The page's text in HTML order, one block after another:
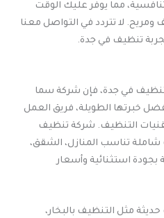
مما يوفر عليك الوقت
لا تتردد في التواصل معنا
تنظيف في جدة.
في جدة، فإن شركة سما
خبرتها الطويلة، فريق العمل
التنظيف. شركة تنظيف
تناسب المنازل، الشقق،
بجودة استثنائية وأسعار
مثل التنظيف بالبخار،